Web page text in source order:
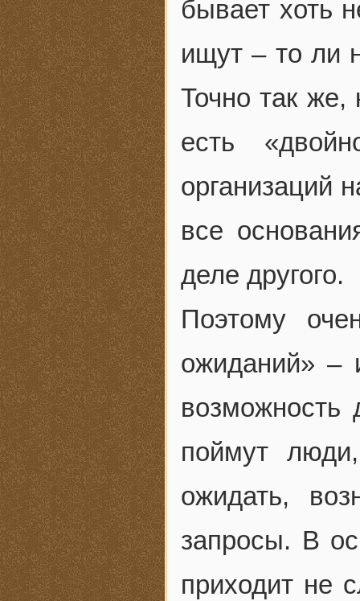
бывает хоть
ищут – то ли
Точно так же,
есть
организаций
все
деле другого.
Поэтому
ожиданий» –
возможность
поймут
ожидать,
запросы. В
приходит не